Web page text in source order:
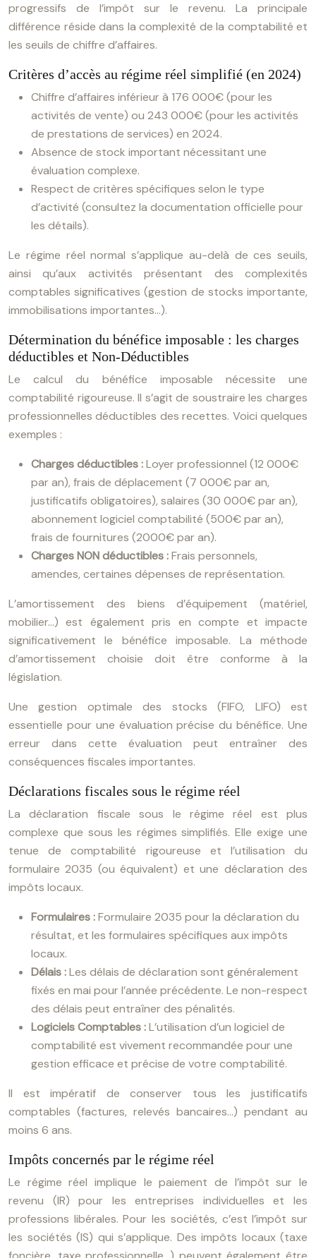
progressifs de l’impôt sur le revenu. La principale
différence réside dans la complexité de la comptabilité et
les seuils de chiffre d’affaires.
Critères d’accès au régime réel simplifié (en 2024)
Chiffre d’affaires inférieur à 176 000€ (pour les
activités de vente) ou 243 000€ (pour les activités
de prestations de services) en 2024.
Absence de stock important nécessitant une
évaluation complexe.
Respect de critères spécifiques selon le type
d’activité (consultez la documentation officielle pour
les détails).
Le régime réel normal s’applique au-delà de ces seuils,
ainsi qu’aux activités présentant des complexités
comptables significatives (gestion de stocks importante,
immobilisations importantes…).
Détermination du bénéfice imposable : les charges
déductibles et Non-Déductibles
Le calcul du bénéfice imposable nécessite une
comptabilité rigoureuse. Il s’agit de soustraire les charges
professionnelles déductibles des recettes. Voici quelques
exemples :
Charges déductibles :Loyer professionnel (12 000€
par an), frais de déplacement (7 000€ par an,
justificatifs obligatoires), salaires (30 000€ par an),
abonnement logiciel comptabilité (500€ par an),
frais de fournitures (2000€ par an).
Charges NON déductibles :Frais personnels,
amendes, certaines dépenses de représentation.
L’amortissement des biens d’équipement (matériel,
mobilier…) est également pris en compte et impacte
significativement le bénéfice imposable. La méthode
d’amortissement choisie doit être conforme à la
législation.
Une gestion optimale des stocks (FIFO, LIFO) est
essentielle pour une évaluation précise du bénéfice. Une
erreur dans cette évaluation peut entraîner des
conséquences fiscales importantes.
Déclarations fiscales sous le régime réel
La déclaration fiscale sous le régime réel est plus
complexe que sous les régimes simplifiés. Elle exige une
tenue de comptabilité rigoureuse et l’utilisation du
formulaire 2035 (ou équivalent) et une déclaration des
impôts locaux.
Formulaires :Formulaire 2035 pour la déclaration du
résultat, et les formulaires spécifiques aux impôts
locaux.
Délais :Les délais de déclaration sont généralement
fixés en mai pour l’année précédente. Le non-respect
des délais peut entraîner des pénalités.
Logiciels Comptables :L’utilisation d’un logiciel de
comptabilité est vivement recommandée pour une
gestion efficace et précise de votre comptabilité.
Il est impératif de conserver tous les justificatifs
comptables (factures, relevés bancaires…) pendant au
moins 6 ans.
Impôts concernés par le régime réel
Le régime réel implique le paiement de l’impôt sur le
revenu (IR) pour les entreprises individuelles et les
professions libérales. Pour les sociétés, c’est l’impôt sur
les sociétés (IS) qui s’applique. Des impôts locaux (taxe